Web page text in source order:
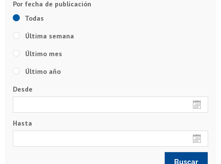
Todas
Última semana
Último mes
Último año
Desde
Hasta